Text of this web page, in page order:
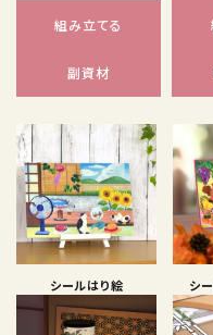
組み立てる
副資材
シールはり絵 シ